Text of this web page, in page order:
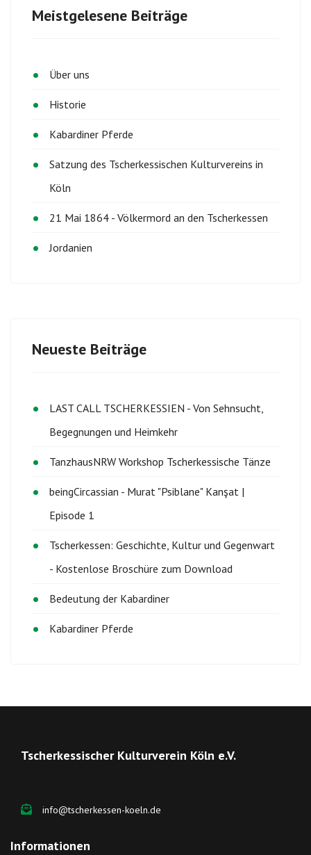
Meistgelesene Beiträge
Über uns
Historie
Kabardiner Pferde
Satzung des Tscherkessischen Kulturvereins in
Köln
21 Mai 1864 - Völkermord an den Tscherkessen
Jordanien
Neueste Beiträge
LAST CALL TSCHERKESSIEN - Von Sehnsucht,
Begegnungen und Heimkehr
TanzhausNRW Workshop Tscherkessische Tänze
beingCircassian - Murat "Psiblane" Kanşat |
Episode 1
Tscherkessen: Geschichte, Kultur und Gegenwart
- Kostenlose Broschüre zum Download
Bedeutung der Kabardiner
Kabardiner Pferde
Tscherkessischer Kulturverein Köln e.V.
info@tscherkessen-koeln.de
Informationen